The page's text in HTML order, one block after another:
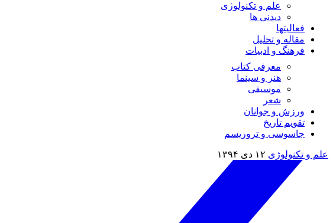
علم و تکنولوژی
دیدنی ها
فعالیتها
مقاله و تحلیل
فرهنگ و ادبیات
معرفی کتاب
هنر و سینما
موسیقی
شعر
ورزش و جوانان
تقویم تاريخ
جاسوسی و تروریسم
علم و تکنولوژی ۱۲ دی ۱۳۹۴